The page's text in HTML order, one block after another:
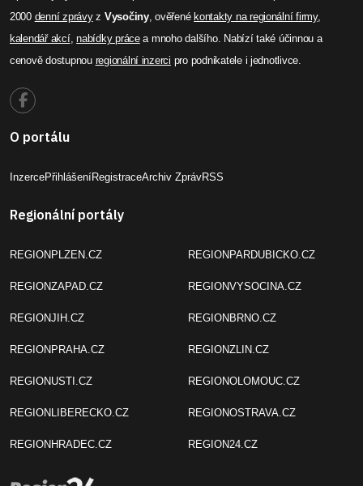
2000 denní zprávyz Vysočiny, ověřené kontakty na regionální firmy,
kalendář akcí,nabídky prácea mnoho dalšího. Nabízí také účinnou a
cenově dostupnou regionální inzerci pro podnikatele i jednotlivce.
O portálu
InzercePřihlášeníRegistraceArchiv ZprávRSS
Regionální portály
REGIONPLZEN.CZ
REGIONZAPAD.CZ
REGIONJIH.CZ
REGIONPRAHA.CZ
REGIONUSTI.CZ
REGIONLIBERECKO.CZ
REGIONHRADEC.CZ
REGIONPARDUBICKO.CZ
REGIONVYSOCINA.CZ
REGIONBRNO.CZ
REGIONZLIN.CZ
REGIONOLOMOUC.CZ
REGIONOSTRAVA.CZ
REGION24.CZ